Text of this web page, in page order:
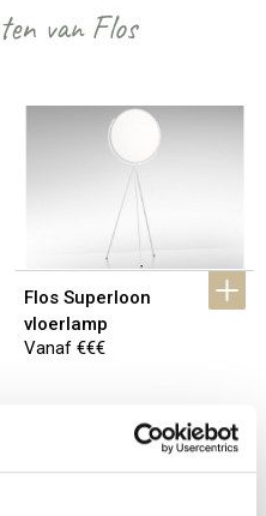
van Flos
Flos Superloon
vloerlamp
Vanaf €€€